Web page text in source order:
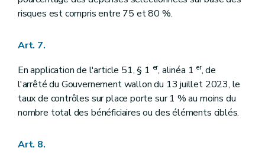
risques est compris entre 75 et 80 %.
Art. 7.
En application de l'article 51, § 1 er, alinéa 1 er, de
l'arrêté du Gouvernement wallon du 13 juillet 2023, le
taux de contrôles sur place porte sur 1 % au moins du
nombre total des bénéficiaires ou des éléments ciblés.
Art. 8.